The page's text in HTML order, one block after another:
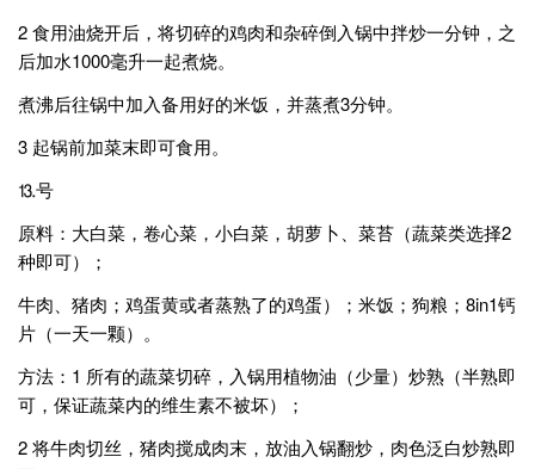
2 食用油烧开后，将切碎的鸡肉和杂碎倒入锅中拌炒一分钟，之
后加水1000毫升一起煮烧。
煮沸后往锅中加入备用好的米饭，并蒸煮3分钟。
3 起锅前加菜末即可食用。
⒔号
原料：大白菜，卷心菜，小白菜，胡萝卜、菜苔（蔬菜类选择2
种即可）；
牛肉、猪肉；鸡蛋黄或者蒸熟了的鸡蛋）；米饭；狗粮；8in1钙
片（一天一颗）。
方法：1 所有的蔬菜切碎，入锅用植物油（少量）炒熟（半熟即
可，保证蔬菜内的维生素不被坏）；
2 将牛肉切丝，猪肉搅成肉末，放油入锅翻炒，肉色泛白炒熟即